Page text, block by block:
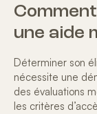
une aide
Déterminer son
nécessite une
des évaluations
les critères